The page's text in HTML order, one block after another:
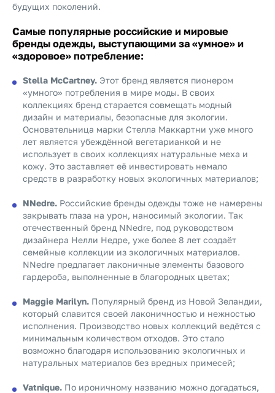
будущих поколений.
Самые популярные российские и мировые
бренды одежды, выступающими за «умное» и
«здоровое» потребление:
Stella McCartney. Этот бренд является пионером
«умного» потребления в мире моды. В своих
коллекциях бренд старается совмещать модный
дизайн и материалы, безопасные для экологии.
Основательница марки Стелла Маккартни уже много
лет является убеждённой вегетарианкой и не
использует в своих коллекциях натуральные меха и
кожу. Это заставляет её инвестировать немало
средств в разработку новых экологичных материалов;
NNedre. Российские бренды одежды тоже не намерены
закрывать глаза на урон, наносимый экологии. Так
отечественный бренд NNedre, под руководством
дизайнера Нелли Недре, уже более 8 лет создаёт
семейные коллекции из экологичных материалов.
NNedre предлагает лаконичные элементы базового
гардероба, выполненные в благородных цветах;
Maggie Marilyn. Популярный бренд из Новой Зеландии,
который славится своей лаконичностью и нежностью
исполнения. Производство новых коллекций ведётся с
минимальным количеством отходов. Это стало
возможно благодаря использованию экологичных и
натуральных материалов без вредных примесей;
Vatnique. По ироничному названию можно догадаться,